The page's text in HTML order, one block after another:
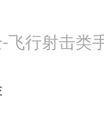
行射击类